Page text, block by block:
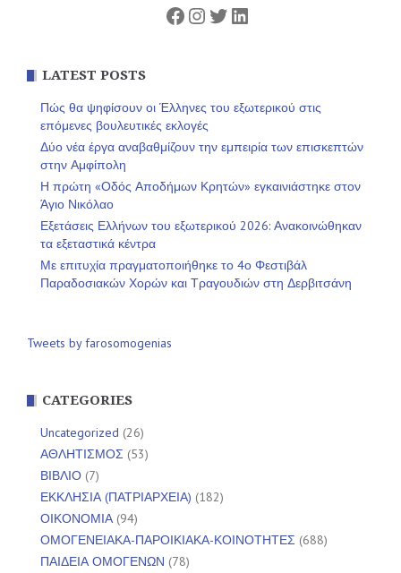
Facebook
Instagram
Twitter
Linkedin
LATEST POSTS
Πώς θα ψηφίσουν οι Έλληνες του εξωτερικού στις
επόμενες βουλευτικές εκλογές
Δύο νέα έργα αναβαθμίζουν την εμπειρία των επισκεπτών
στην Αμφίπολη
Η πρώτη «Οδός Αποδήμων Κρητών» εγκαινιάστηκε στον
Άγιο Νικόλαο
Εξετάσεις Ελλήνων του εξωτερικού 2026: Ανακοινώθηκαν
τα εξεταστικά κέντρα
Με επιτυχία πραγματοποιήθηκε το 4ο Φεστιβάλ
Παραδοσιακών Χορών και Τραγουδιών στη Δερβιτσάνη
Tweets by farosomogenias
CATEGORIES
Uncategorized (26)
ΑΘΛΗΤΙΣΜΟΣ (53)
ΒΙΒΛΙΟ (7)
ΕΚΚΛΗΣΙΑ (ΠΑΤΡΙΑΡΧΕΙΑ) (182)
ΟΙΚΟΝΟΜΙΑ (94)
ΟΜΟΓΕΝΕΙΑΚΑ-ΠΑΡΟΙΚΙΑΚΑ-ΚΟΙΝΟΤΗΤΕΣ (688)
ΠΑΙΔΕΙΑ ΟΜΟΓΕΝΩΝ (78)